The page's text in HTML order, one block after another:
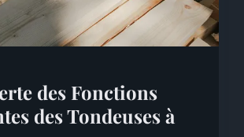
des Fonctions
des Tondeuses à